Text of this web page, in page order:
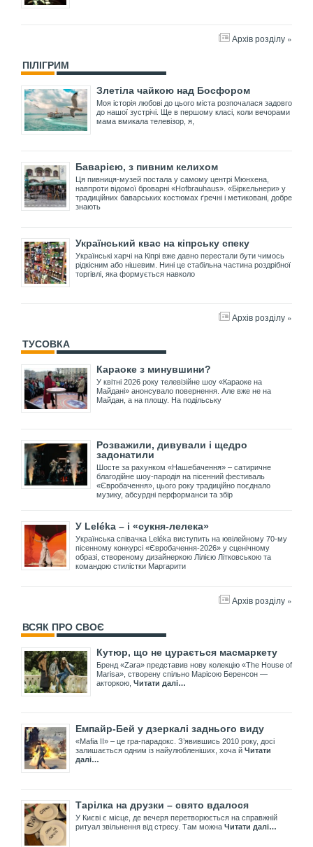
Архів розділу »
ПІЛІГРИМ
Злетіла чайкою над Босфором
Моя історія любові до цього міста розпочалася задовго
до нашої зустрічі. Ще в першому класі, коли вечорами
мама вмикала телевізор, я,
Баварією, з пивним келихом
Ця пивниця-музей постала у самому центрі Мюнхена,
навпроти відомої броварні «Hofbrauhaus». «Біркельнери» у
традиційних баварських костюмах ґречні і метиковані, добре
знають
Український квас на кіпрську спеку
Українські харчі на Кіпрі вже давно перестали бути чимось
рідкісним або нішевим. Нині це стабільна частина роздрібної
торгівлі, яка формується навколо
Архів розділу »
ТУСОВКА
Караоке з минувшини?
У квітні 2026 року телевізійне шоу «Караоке на
Майдані» анонсувало повернення. Але вже не на
Майдан, а на площу. На подільську
Розважили, дивували і щедро
задонатили
Шосте за рахунком «Нашебачення» – сатиричне
благодійне шоу-пародія на пісенний фестиваль
«Євробачення», цього року традиційно поєднало
музику, абсурдні перформанси та збір
У Leléka – і «сукня-лелека»
Українська співачка Leléka виступить на ювілейному 70-му
пісенному конкурсі «Євробачення-2026» у сценічному
образі, створеному дизайнеркою Лілією Літковською та
командою стилістки Маргарити
Архів розділу »
ВСЯК ПРО СВОЄ
Кутюр, що не цурається масмаркету
Бренд «Zara» представив нову колекцію «The House of
Marisa», створену спільно Марісою Беренсон —
акторкою, Читати далі…
Емпайр-Бей у дзеркалі заднього виду
«Mafia II» – це гра-парадокс. З’явившись 2010 року, досі
залишається одним із найулюбленіших, хоча й Читати
далі…
Тарілка на друзки – свято вдалося
У Києві є місце, де вечеря перетворюється на справжній
ритуал звільнення від стресу. Там можна Читати далі…